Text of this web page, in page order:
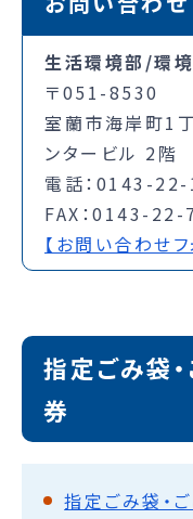
生活環境部/環
〒051-8530
室蘭市海岸町1
ンタービル 2階
電話：0143-
FAX：0143-22-
【お問い合わせフ
指定ごみ袋
券
指定ごみ袋・